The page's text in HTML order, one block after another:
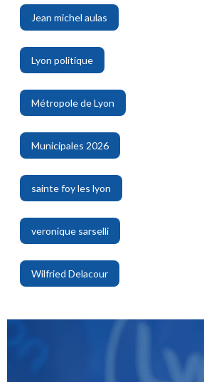
Jean michel aulas
,
Lyon politique
,
Métropole de Lyon
,
Municipales 2026
,
sainte foy les lyon
,
veronique sarselli
,
Wilfried Delacour